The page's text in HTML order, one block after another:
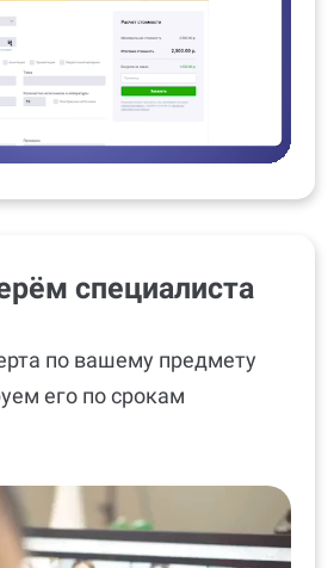
специалиста
по вашему предмету
его по срокам